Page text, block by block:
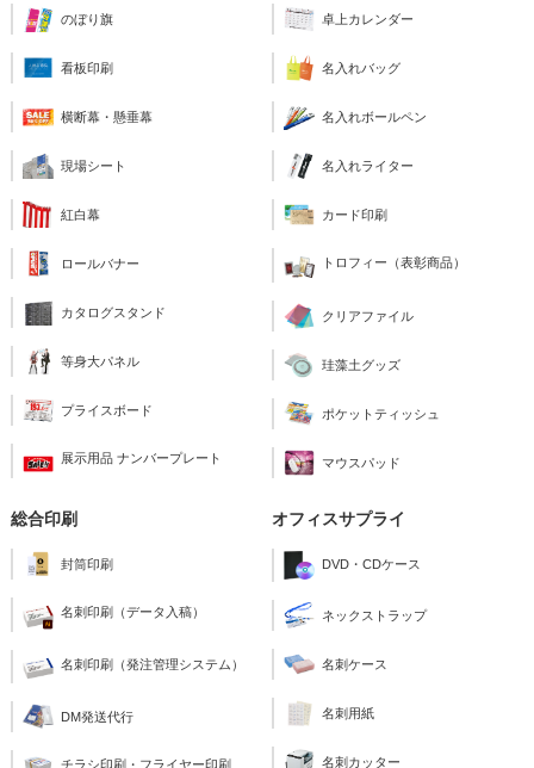
のぼり旗
看板印刷
横断幕・懸垂幕
現場シート
紅白幕
ロールバナー
カタログスタンド
等身大パネル
プライスボード
展示用品 ナンバープレート
卓上カレンダー
名入れバッグ
名入れボールペン
名入れライター
カード印刷
トロフィー（表彰商品）
クリアファイル
珪藻土グッズ
ポケットティッシュ
マウスパッド
総合印刷
封筒印刷
名刺印刷（データ入稿）
名刺印刷（発注管理システム）
DM発送代行
チラシ印刷・フライヤー印刷
オフィスサプライ
DVD・CDケース
ネックストラップ
名刺ケース
名刺用紙
名刺カッター